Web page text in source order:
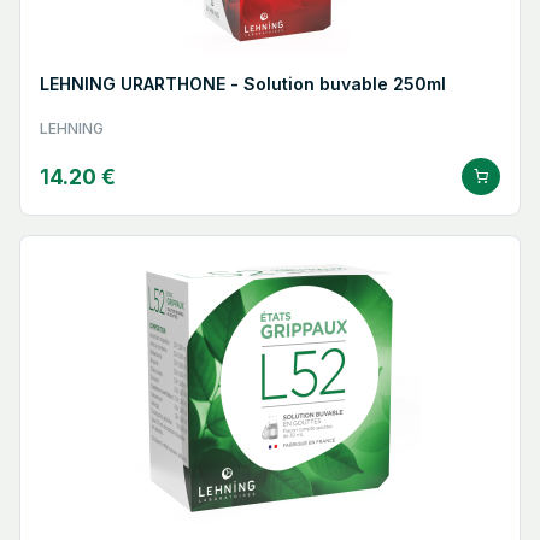
principe actif isolé. Cette approche repose sur la conviction
que les composés végétaux agissent en concert de façon plus
harmonieuse que séparément, et que l'intégralité de la plante
parties.
L'association de l'homéopathie et de la phytothérapie dans
dimension de cette approche globale, cherchant à combiner
les modes d'action distincts de ces deux disciplines au service
d'une prise en charge naturelle plus complète.
Le L52 est le produit emblématique des laboratoires Lehning,
créé dès 1930 et homologué en 1948. Cette solution buvable
en gouttes est un médicament homéopathique
traditionnellement utilisé pour les états grippaux, les
courbatures liées à la fièvre, la toux non productive et
l'asthénie post-grippale. Sa formule associe dix souches
homéopathiques dont l'Aconitum napellus, l'Arnica montana et
la Belladonna, toutes diluées à la 3e décimale
hahnemannienne. Il existe également en comprimés
orodispersibles pour plus de praticité. Comme tous les
LEHNING URARTHONE - Solution buvable 250ml
LEHNING
14.20 €